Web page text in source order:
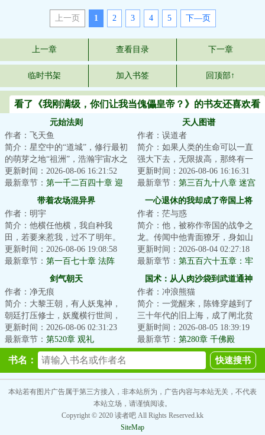
上一页 1 2 3 4 5 下—页
上一章 查看目录 下一章
临时书架 加入书签 回顶部↑
看了《我刚满级，你们让我当傀儡皇帝？》的书友还喜欢看
元始法则
作者：飞天鱼
简介：星空中的“道城”，修行最初
的萌芽之地“祖洲”，浩瀚宇宙水之
起源“神仓古泽”，虚暗禁区“战斧
座...
更新时间：2026-08-06 16:21:52
最新章节： 第一千二百四十章 迎
天人图谱
作者：误道者
简介：如果人类的生命可以一直
强大下去，无限拔高，那终有一
日能与天相接！...
更新时间：2026-08-06 16:16:31
最新章节： 第三百九十八章 迷宫
引长灯
带着农场混异界
作者：明宇
简介：他横任他横，我自种我
田，若要来惹我，过不了明年。
宅男赵海带着农场穿越到了异
界，附身到了一个落...
更新时间：2026-08-06 19:08:58
最新章节： 第一百七十章 法阵
一心退休的我却成了帝国上将
作者：茫与惑
简介：他，被称作帝国的战争之
龙。传闻中他青面獠牙，身如山
岳，长着三头六臂，每天都要吃
掉上百万人才能...
更新时间：2026-08-04 02:27:18
最新章节： 第五百六十五章：牢
姐欲把关，一物降一物
剑气朝天
作者：净无痕
简介：大黎王朝，有人妖鬼神，
朝廷打压修士，妖魔横行世间，
百姓生灵涂炭，李凡奉师命出山
斩妖，却卷入一...
更新时间：2026-08-06 02:31:23
最新章节： 第520章 观礼
国术：从人肉沙袋到武道通神
作者：冲浪熊猫
简介：一觉醒来，陈锋穿越到了
三十年代的旧上海，成了闸北贫
民，在黑拳场当人肉桩。斧头社
横行霸道，这是...
更新时间：2026-08-05 18:39:19
最新章节： 第280章 千佛殿
书名：
本站若有图片广告属于第三方接入，非本站所为，广告内容与本站无关，不代表
本站立场，请谨慎阅读。
Copyright © 2020 读者吧 All Rights Reserved.kk
SiteMap